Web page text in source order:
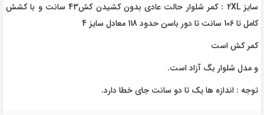
سایز 2XL : کمر شلوار حالت عادی بدون کشیدن کش43 سانت و با کشش
کامل تا 106 سانت تا دور باسن حدود 118 معادل سایز 4
کمر کش است
و مدل شلوار بگ آزاد است.
توجه : اندازه ها یک تا دو سانت جای خطا دارد.